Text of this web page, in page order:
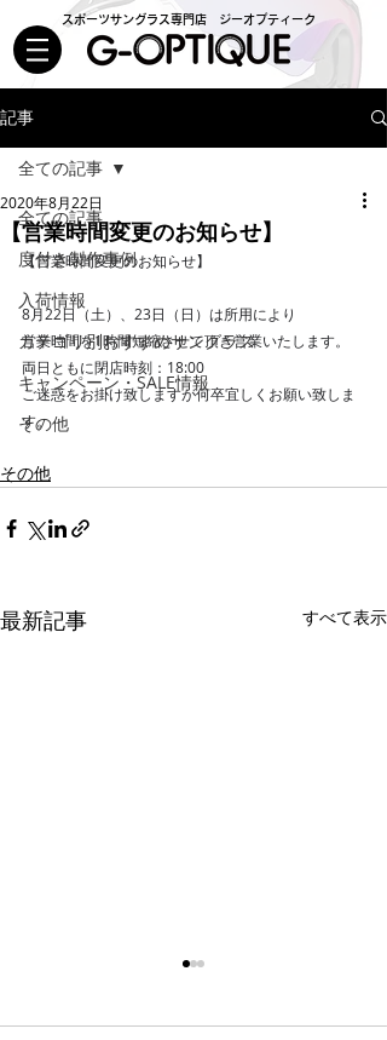
スポーツサングラス専門店 ジーオプティーク
記事
全ての記事
度付き製作事例
入荷情報
カテゴリ別おすすめサングラス
キャンペーン・SALE情報
その他
全ての記事
【営業時間変更のお知らせ】
2020年8月22日
【営業時間変更のお知らせ】
8月22日（土）、23日（日）は所用により
営業時間を1時間短縮させて頂き営業いたします。
両日ともに閉店時刻：18:00
ご迷惑をお掛け致しますが何卒宜しくお願い致しま
す。
その他
最新記事 すべて表示